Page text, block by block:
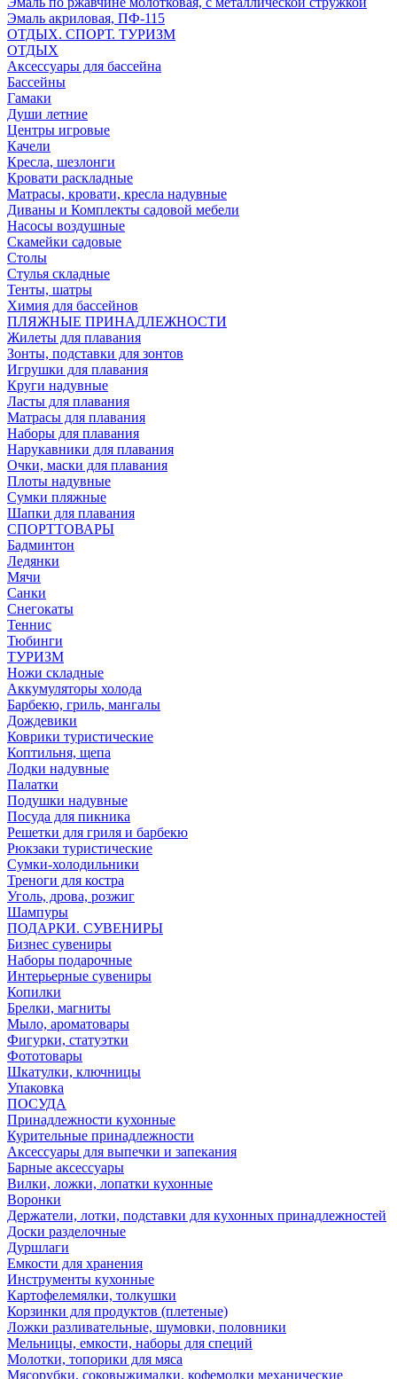
Эмаль акриловая, ПФ-115
ОТДЫХ. СПОРТ. ТУРИЗМ
ОТДЫХ
Аксессуары для бассейна
Бассейны
Гамаки
Души летние
Центры игровые
Качели
Кресла, шезлонги
Кровати раскладные
Матрасы, кровати, кресла надувные
Диваны и Комплекты садовой мебели
Насосы воздушные
Скамейки садовые
Столы
Стулья складные
Тенты, шатры
Химия для бассейнов
ПЛЯЖНЫЕ ПРИНАДЛЕЖНОСТИ
Жилеты для плавания
Зонты, подставки для зонтов
Игрушки для плавания
Круги надувные
Ласты для плавания
Матрасы для плавания
Наборы для плавания
Нарукавники для плавания
Очки, маски для плавания
Плоты надувные
Сумки пляжные
Шапки для плавания
СПОРТТОВАРЫ
Бадминтон
Ледянки
Мячи
Санки
Снегокаты
Теннис
Тюбинги
ТУРИЗМ
Ножи складные
Аккумуляторы холода
Барбекю, гриль, мангалы
Дождевики
Коврики туристические
Коптильня, щепа
Лодки надувные
Палатки
Подушки надувные
Посуда для пикника
Решетки для гриля и барбекю
Рюкзаки туристические
Сумки-холодильники
Треноги для костра
Уголь, дрова, розжиг
Шампуры
ПОДАРКИ. СУВЕНИРЫ
Бизнес сувениры
Наборы подарочные
Интерьерные сувениры
Копилки
Брелки, магниты
Мыло, ароматовары
Фигурки, статуэтки
Фототовары
Шкатулки, ключницы
Упаковка
ПОСУДА
Принадлежности кухонные
Курительные принадлежности
Аксессуары для выпечки и запекания
Барные аксессуары
Вилки, ложки, лопатки кухонные
Воронки
Держатели, лотки, подставки для кухонных принадлежностей
Доски разделочные
Дуршлаги
Емкости для хранения
Инструменты кухонные
Картофелемялки, толкушки
Корзинки для продуктов (плетеные)
Ложки разливательные, шумовки, половники
Мельницы, емкости, наборы для специй
Молотки, топорики для мяса
Мясорубки, соковыжималки, кофемолки механические